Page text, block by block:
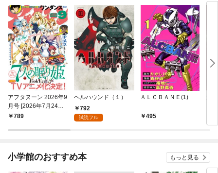
アフタヌーン 2026年9
月号 [2026年7月24日
発売]
789
ヘルハウンド（１）
792
試読フル
ＡＬＣＢＡＮＥ(1)
495
海
小学館のおすすめ本 もっと見る